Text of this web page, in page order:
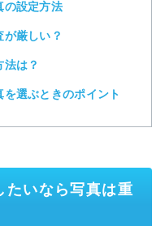
の設定方法
厳しい？
は？
選ぶときのポイント
たいなら写真は重